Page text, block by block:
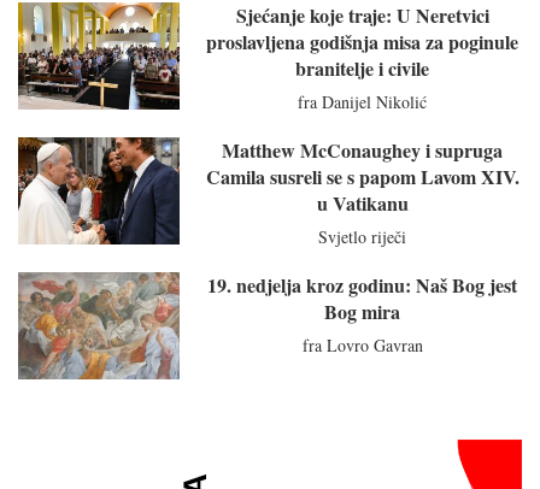
Sjećanje koje traje: U Neretvici
proslavljena godišnja misa za poginule
branitelje i civile
fra Danijel Nikolić
Matthew McConaughey i supruga
Camila susreli se s papom Lavom XIV.
u Vatikanu
Svjetlo riječi
19. nedjelja kroz godinu: Naš Bog jest
Bog mira
fra Lovro Gavran